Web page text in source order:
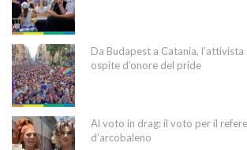
Da Budapest a Catania,
ospite d’onore del pride
Al voto in drag: il voto per il
d’arcobaleno